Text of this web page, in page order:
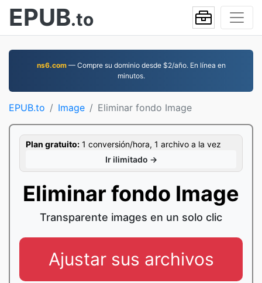
EPUB.to
ns6.com— Compre su dominio desde $2/año. En línea en
minutos.
EPUB.to Image Eliminar fondo Image
Plan gratuito: 1 conversión/hora, 1 archivo a la vez
Ir ilimitado →
Eliminar fondo Image
Transparente images en un solo clic
Ajustar sus archivos